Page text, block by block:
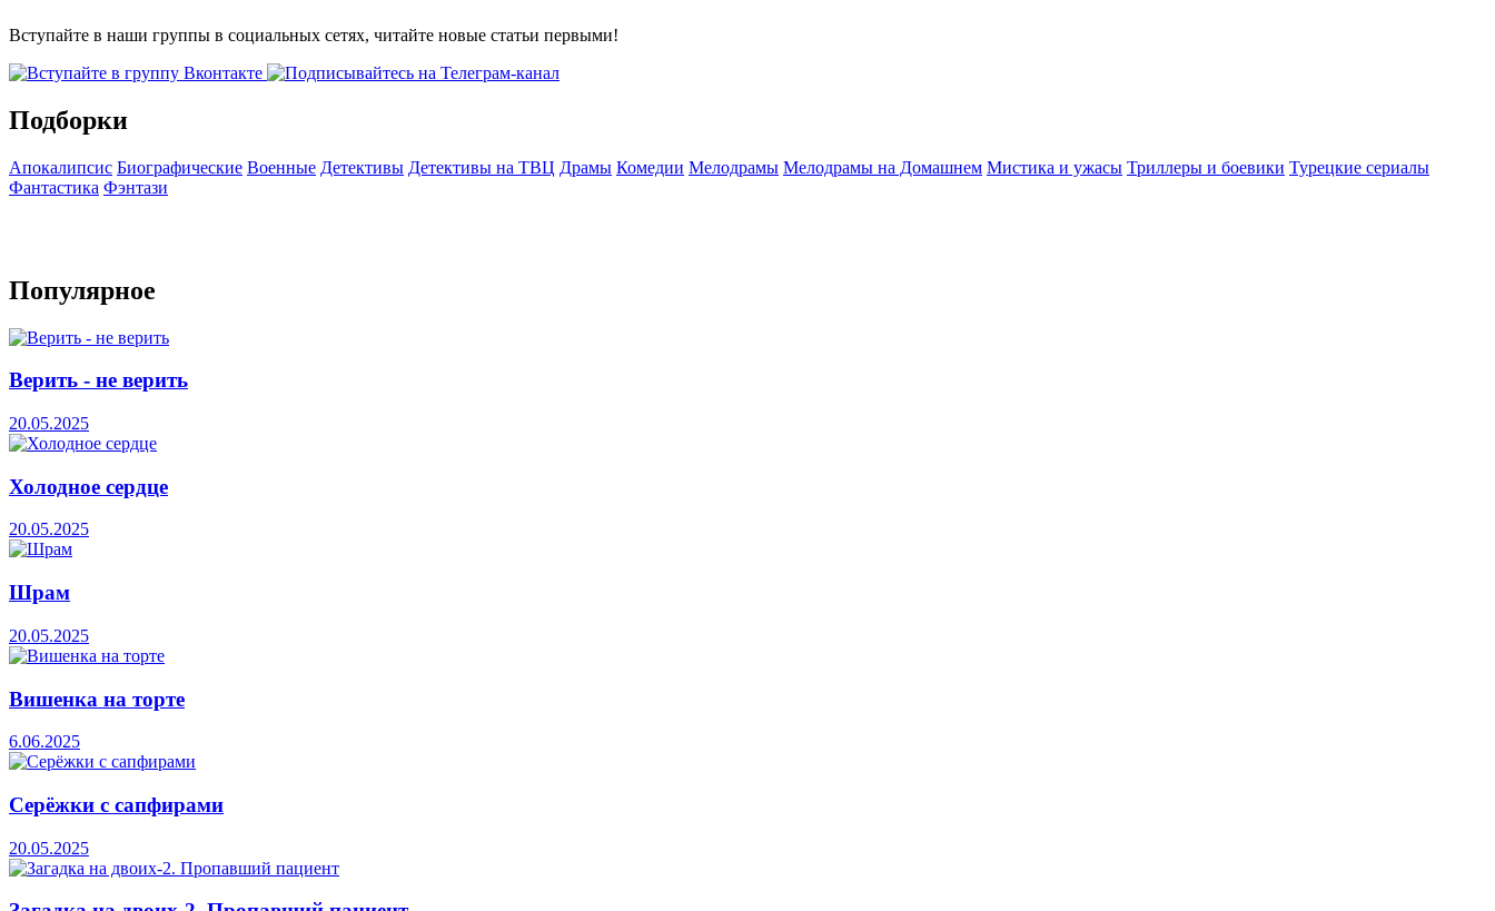
Вступайте в наши группы в социальных сетях, читайте новые статьи первыми!
Подборки
Апокалипсис Биографические Военные Детективы Детективы на ТВЦ Драмы Комедии Мелодрамы Мелодрамы на Домашнем Мистика и ужасы Триллеры и боевики Турецкие сериалы
Фантастика Фэнтази
Популярное
Верить - не верить
20.05.2025
Холодное сердце
20.05.2025
Шрам
20.05.2025
Вишенка на торте
6.06.2025
Серёжки с сапфирами
20.05.2025